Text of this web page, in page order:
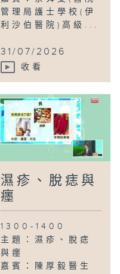
管理局護士學校(伊
利沙伯醫院)高級...
31/07/2026
收看
濕疹、脫痣與
癦
1300-1400
主題：濕疹、脫痣
與癦
嘉賓：陳厚毅醫生